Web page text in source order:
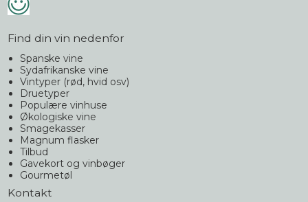
Find din vin nedenfor
Spanske vine
Sydafrikanske vine
Vintyper (rød, hvid osv)
Druetyper
Populære vinhuse
Økologiske vine
Smagekasser
Magnum flasker
Tilbud
Gavekort og vinbøger
Gourmetøl
Kontakt